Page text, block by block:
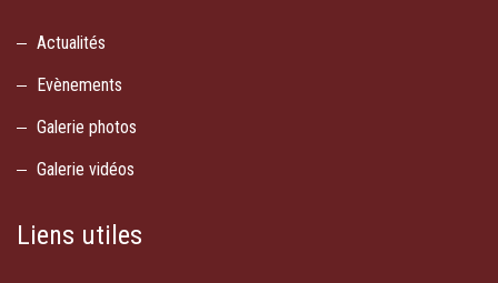
Actualités
Evènements
Galerie photos
Galerie vidéos
Liens utiles